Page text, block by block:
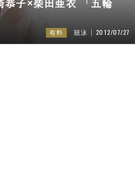
恭子×柴田亜衣 「五輪
有料 競泳 2012/07/27